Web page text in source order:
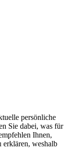
persönliche
Sie dabei, was für
Ihnen,
erklären, weshalb